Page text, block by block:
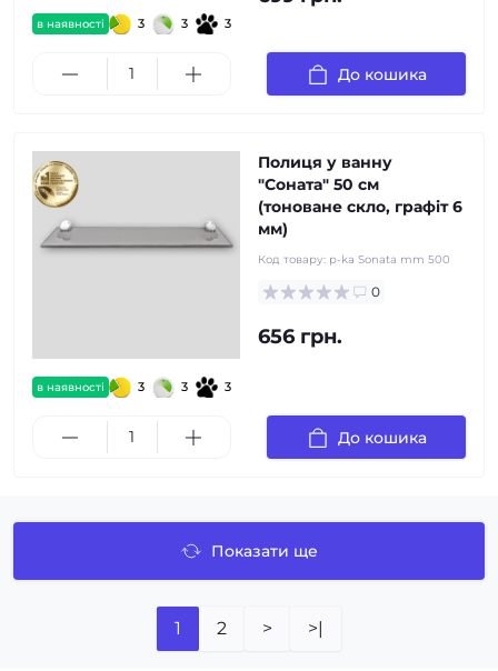
в наявності 3 3 3
До кошика
в наявності 3 3 3
Полиця у ванну
"Соната" 50 см
(тоноване скло, графiт 6
мм)
Код товару: p-ka Sonata mm 500
0
656 грн.
До кошика
Показати ще
1 2 > >|